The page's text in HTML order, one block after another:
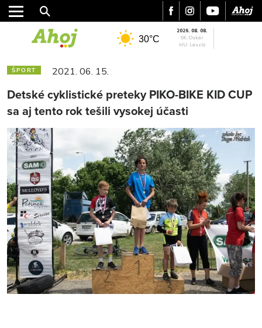
30°C
2026. 08. 08.
SK: Oskár
HU: László
ŠPORT 2021. 06. 15.
Detské cyklistické preteky PIKO-BIKE KID CUP
sa aj tento rok tešili vysokej účasti